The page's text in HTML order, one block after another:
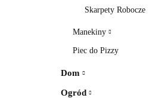
Skarpety Robocze
Manekiny
Piec do Pizzy
Dom
Ogród